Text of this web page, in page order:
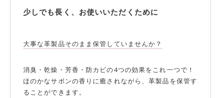
少しでも長く、お使いいただくために
大事な革製品そのまま保管していませんか？
消臭・乾燥・芳香・防カビの4つの効果をこれ一つで！
ほのかなサボンの香りに癒されながら、革製品を保管す
ることができます。